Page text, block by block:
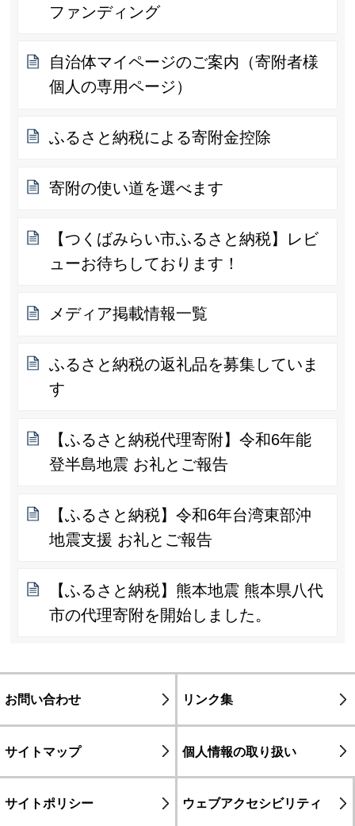
ファンディング
自治体マイページのご案内（寄附者様
個人の専用ページ）
ふるさと納税による寄附金控除
寄附の使い道を選べます
【つくばみらい市ふるさと納税】レビ
ューお待ちしております！
メディア掲載情報一覧
ふるさと納税の返礼品を募集していま
す
【ふるさと納税代理寄附】令和6年能
登半島地震 お礼とご報告
【ふるさと納税】令和6年台湾東部沖
地震支援 お礼とご報告
【ふるさと納税】熊本地震 熊本県八代
市の代理寄附を開始しました。
お問い合わせ リンク集
サイトマップ 個人情報の取り扱い
サイトポリシー ウェブアクセシビリティ